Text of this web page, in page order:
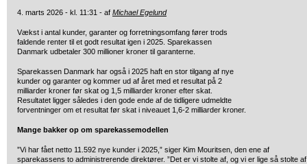
4. marts 2026 - kl. 11:31 - af Michael Egelund
Vækst i antal kunder, garanter og forretningsomfang fører trods
faldende renter til et godt resultat igen i 2025. Sparekassen
Danmark udbetaler 300 millioner kroner til garanterne.
Sparekassen Danmark har også i 2025 haft en stor tilgang af nye
kunder og garanter og kommer ud af året med et resultat på 2
milliarder kroner før skat og 1,5 milliarder kroner efter skat.
Resultatet ligger således i den gode ende af de tidligere udmeldte
forventninger om et resultat før skat i niveauet 1,6-2 milliarder kroner.
Mange bakker op om sparekassemodellen
”Vi har fået netto 11.592 nye kunder i 2025,” siger Kim Mouritsen, den ene af
sparekassens to administrerende direktører. ”Det er vi stolte af, og vi er lige så stolte